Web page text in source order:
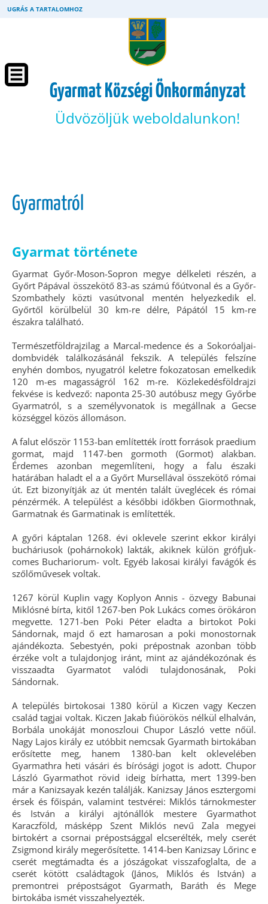
UGRÁS A TARTALOMHOZ
Gyarmat Községi Önkormányzat
Üdvözöljük weboldalunkon!
Gyarmatról
Gyarmat története
Gyarmat Győr-Moson-Sopron megye délkeleti részén, a
Győrt Pápával összekötő 83-as számú főútvonal és a Győr-
Szombathely közti vasútvonal mentén helyezkedik el.
Győrtől körülbelül 30 km-re délre, Pápától 15 km-re
északra található.
Természetföldrajzilag a Marcal-medence és a Sokoróaljai-
dombvidék találkozásánál fekszik. A település felszíne
enyhén dombos, nyugatról keletre fokozatosan emelkedik
120 m-es magasságról 162 m-re. Közlekedésföldrajzi
fekvése is kedvező: naponta 25-30 autóbusz megy Győrbe
Gyarmatról, s a személyvonatok is megállnak a Gecse
községgel közös állomáson.
A falut először 1153-ban említették írott források praedium
gormat, majd 1147-ben gormoth (Gormot) alakban.
Érdemes azonban megemlíteni, hogy a falu északi
határában haladt el a a Győrt Mursellával összekötő római
út. Ezt bizonyítják az út mentén talált üveglécek és római
pénzérmék. A települést a későbbi időkben Giormothnak,
Garmatnak és Garmatinak is említették.
A győri káptalan 1268. évi oklevele szerint ekkor királyi
bucháriusok (pohárnokok) lakták, akiknek külön grófjuk-
comes Buchariorum- volt. Egyéb lakosai királyi favágók és
szőlőművesek voltak.
1267 körül Kuplin vagy Koplyon Annis - özvegy Babunai
Miklósné bírta, kitől 1267-ben Pok Lukács comes örökáron
megvette. 1271-ben Poki Péter eladta a birtokot Poki
Sándornak, majd ő ezt hamarosan a poki monostornak
ajándékozta. Sebestyén, poki prépostnak azonban több
érzéke volt a tulajdonjog iránt, mint az ajándékozónak és
visszaadta Gyarmatot valódi tulajdonosának, Poki
Sándornak.
A település birtokosai 1380 körül a Kiczen vagy Keczen
család tagjai voltak. Kiczen Jakab fiúörökös nélkül elhalván,
Borbála unokáját monoszloui Chupor László vette nőül.
Nagy Lajos király ez utóbbit nemcsak Gyarmath birtokában
erősítette meg, hanem 1380-ban kelt oklevelében
Gyarmathra heti vásári és bírósági jogot is adott. Chupor
László Gyarmathot rövid ideig bírhatta, mert 1399-ben
már a Kanizsayak kezén találják. Kanizsay János esztergomi
érsek és főispán, valamint testvérei: Miklós tárnokmester
és István a királyi ajtónállók mestere Gyarmathot
Karaczföld, másképp Szent Miklós nevű Zala megyei
birtokért a csornai prépostsággal elcserélték, mely cserét
Zsigmond király megerősítette. 1414-ben Kanizsay Lőrinc e
cserét megtámadta és a jószágokat visszafoglalta, de a
cserét kötött családtagok (János, Miklós és István) a
premontrei prépostságot Gyarmath, Baráth és Mege
birtokába ismét visszahelyezték.